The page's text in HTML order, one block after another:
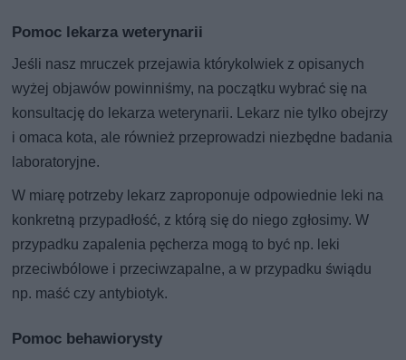
Pomoc lekarza weterynarii
Jeśli nasz mruczek przejawia którykolwiek z opisanych
wyżej objawów powinniśmy, na początku wybrać się na
konsultację do lekarza weterynarii. Lekarz nie tylko obejrzy
i omaca kota, ale również przeprowadzi niezbędne badania
laboratoryjne.
W miarę potrzeby lekarz zaproponuje odpowiednie leki na
konkretną przypadłość, z którą się do niego zgłosimy. W
przypadku zapalenia pęcherza mogą to być np. leki
przeciwbólowe i przeciwzapalne, a w przypadku świądu
np. maść czy antybiotyk.
Pomoc behawiorysty